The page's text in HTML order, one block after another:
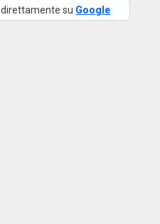
direttamente su Google